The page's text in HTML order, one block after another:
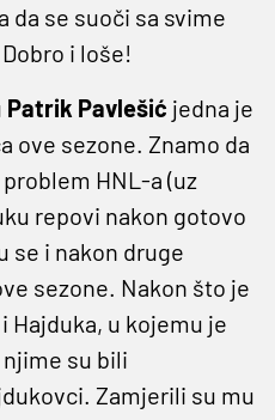
da se suoči sa svime
i loše!
Patrik Pavlešić jedna je
ove sezone. Znamo da
HNL-a (uz
repovi nakon gotovo
se i nakon druge
sezone. Nakon što je
Hajduka, u kojemu je
su bili
Zamjerili su mu